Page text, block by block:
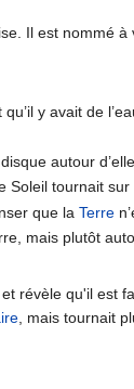
Il est nommé
y avait de
autour
Soleil tournait sur
que laTerre
mais plutôt
et révèle qu'il est
, mais tournait